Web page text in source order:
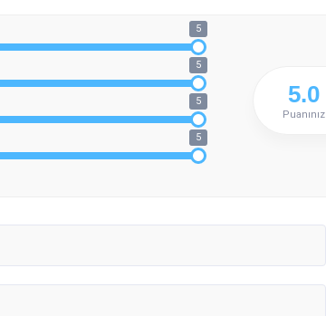
5
5
5
5
Puanınız